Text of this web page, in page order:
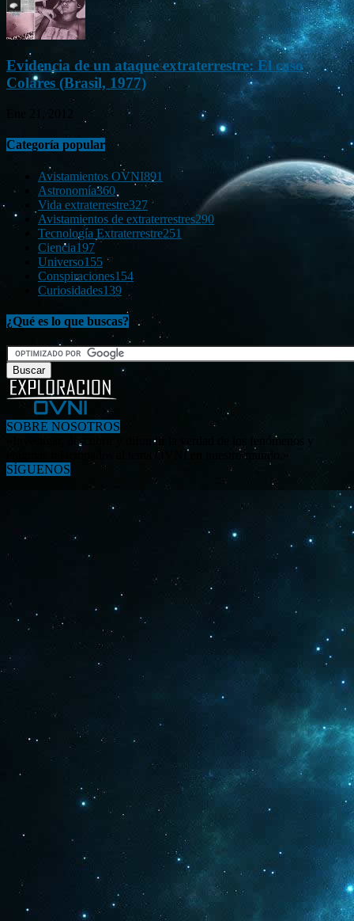
Evidencia de un ataque extraterrestre: El caso
Colares (Brasil, 1977)
Categoría popular
Avistamientos OVNI891
Astronomía360
Vida extraterrestre327
Avistamientos de extraterrestres290
Tecnología Extraterrestre251
Ciencia197
Universo155
Conspiraciones154
Curiosidades139
¿Qué es lo que buscas?
SOBRE NOSOTROS
«Investigar, descubrir y difundir la verdad de los fenómenos y
enigmas relacionados al tema OVNI en nuestro mundo.»
SÍGUENOS